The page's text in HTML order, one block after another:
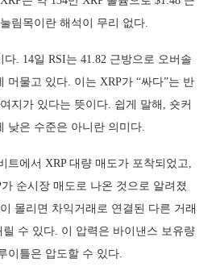
림목이란 해석이 무리 없다.
. 14일 RSI는 41.82 근방으로 오버솔
머물고 있다. 이는 XRP가 “싸다”는 반
지가 있다는 뜻이다. 쉽게 말해, 숏커
낮은 수준은 아니란 의미다.
트에서 XRP 대량 매도가 포착되었고,
순시장 매도로 나온 것으로 알려졌
몰리면 차익거래로 연결된 다른 거래
릴 수 있다. 이 압력은 바이낸스 보유량
이틀은 압도할 수 있다.